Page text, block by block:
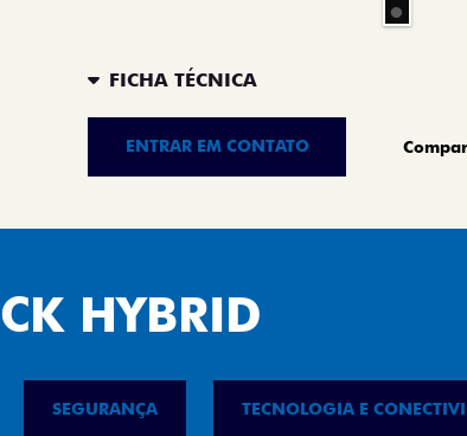
FICHA TÉCNICA
ENTRAR EM CONTATO
HYBRID
SEGURANÇA TECNOLOGIA E